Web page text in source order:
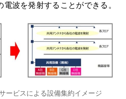
波を発射することができる。
ービスによる設備集約イメージ